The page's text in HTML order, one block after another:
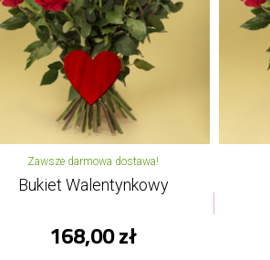
Zawsze darmowa dostawa!
Bukiet Walentynkowy
168,00 zł